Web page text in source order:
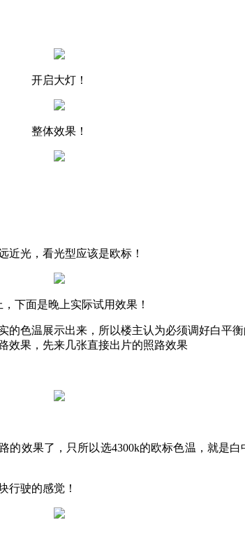
开启大灯！
整体效果！
近光，看光型应该是欧标！
下面是晚上实际试用效果！
色温展示出来，所以楼主认为必须调好白平
效果，先来几张直接出片的照路效果
效果了，只所以选4300k的欧标色温，就是
行驶的感觉！